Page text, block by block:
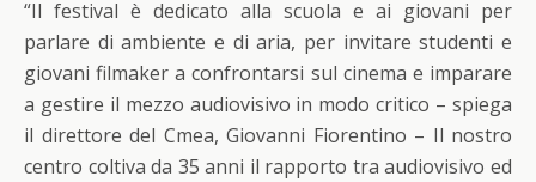
“Il festival è dedicato alla scuola e ai giovani per
parlare di ambiente e di aria, per invitare studenti e
giovani filmaker a confrontarsi sul cinema e imparare
a gestire il mezzo audiovisivo in modo critico – spiega
il direttore del Cmea, Giovanni Fiorentino – Il nostro
centro coltiva da 35 anni il rapporto tra audiovisivo ed